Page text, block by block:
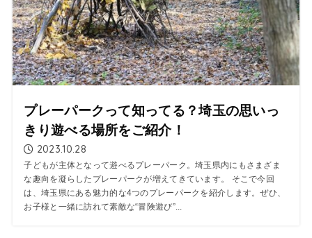
プレーパークって知ってる？埼玉の思いっ
きり遊べる場所をご紹介！
2023.10.28
子どもが主体となって遊べるプレーパーク。埼玉県内にもさまざま
な趣向を凝らしたプレーパークが増えてきています。 そこで今回
は、埼玉県にある魅力的な4つのプレーパークを紹介します。ぜひ、
お子様と一緒に訪れて素敵な“冒険遊び”...